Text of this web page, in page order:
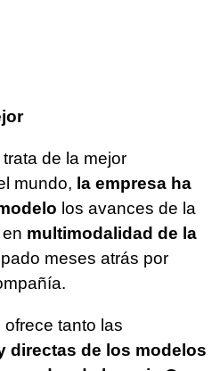
de la mejor
mundo, la empresa ha
los avances de la
multimodalidad de la
meses atrás por
ofrece tanto las
directas de los modelos